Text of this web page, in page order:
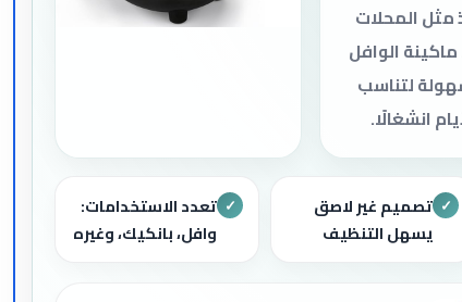
مثل المحلات
الوافل
لتناسب
انشغالًا.
✓ تصميم غير لاصق
يسهل التنظيف
✓ تعدد الاستخدامات:
وافل، بانكيك، وغيره